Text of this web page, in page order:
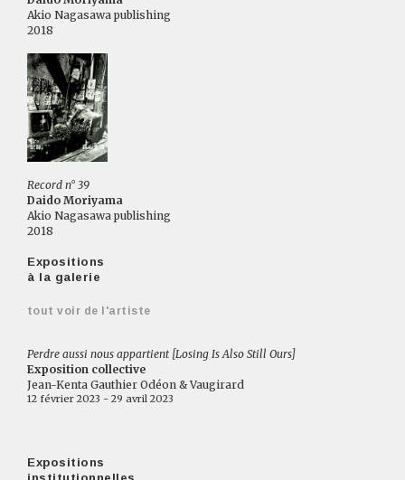
Akio Nagasawa publishing
2018
Record n° 39
Daido Moriyama
Akio Nagasawa publishing
2018
Expositions
à la galerie
tout voir de l'artiste
Perdre aussi nous appartient [Losing Is Also Still Ours]
Exposition collective
Jean-Kenta Gauthier Odéon & Vaugirard
12 février 2023 - 29 avril 2023
Expositions